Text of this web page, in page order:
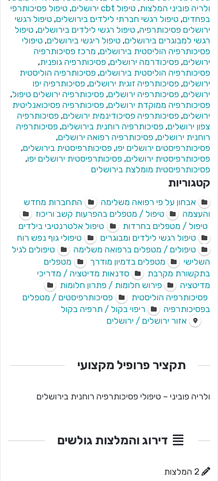
ולריה פוביני המלצות, טיפול cbt ירושלים , טיפול פסיכותרפי
בפחדים, טיפול רגשי חברתי לילדים בירושלים, טיפול רגשי
ירושלים פסיכותרפיה, טיפול רגשי לילדים בירושלים, טיפול
רגשי למבוגרים בירושלים, טיפול ריגשי בירושלים, טיפולי
פסיכותרפיה הוליסטית בירושלים, מרכז פסיכותרפיה
ירושלים, פסיכודרמה ירושלים, פסיכותרפיה גופנית,
פסיכותרפיה הוליסטית בירושלים, פסיכותרפיה הוליסטית
ירושלים, פסיכותרפיה זוגית ירושלים, פסיכותרפיה יפו
ירושלים, פסיכותרפיה ירושלים, פסיכותרפיה ירושלים טיפול,
פסיכותרפיה ממוקדת ירושלים, פסיכותרפיה פסיכואנליטית
ירושלים, פסיכותרפיה פסיכודינמית ירושלים, פסיכותרפיה
צפון ירושלים, פסיכותרפיה רוחנית בירושלים, פסיכותרפיה
רוחנית ירושלים, פסיכותרפיה רפואה ירושלים,
פסיכותרפיסטים ירושלים יפו, פסיכותרפיסטית בירושלים,
פסיכותרפיסטית ירושלים, פסיכותרפיסטית ירושלים יפו,
פסיכותרפיסטית מומלצת בירושלים
קטגוריות
אבחון על פי רפואה משלימה
התחברות מחדש
והעצמה
טיפול / מטפלים בהפרעות קשב וריכוז
טיפול / מטפלים בחרדות
טיפול אלטרנטיבי בילדים
טיפול רגשי לילדים ומבוגרים
טיפולי גוף נפש רוח
טיפולים / מטפלים ברפואה משלימה
טיפולים לגיל
השלישי
מטפלים בדמיון מודרך
מטפלים
בתקשורת מקרבת
סדנאות מדיטציה / מדריכי
מדיטציה
פירוש חלומות / פתרון חלומות
פסיכותרפיה הוליסטית
פסיכותרפיסטים / מטפלים
בפסיכותרפיה
ריפוי בקול / תרפיה בקול
אזור ירושלים / ירושלים
תקציר פרופיל מקצועי
ולריה פוביני – טיפולי פסיכותרפיה רוחנית בירושלים
דירוג והמלצות גולשים